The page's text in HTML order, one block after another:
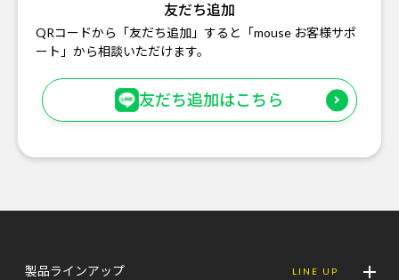
友だち追加
QRコードから「友だち追加」すると「mouse お客様サポ
ート」から相談いただけます。
友だち追加はこちら
製品ラインアップ LINE UP